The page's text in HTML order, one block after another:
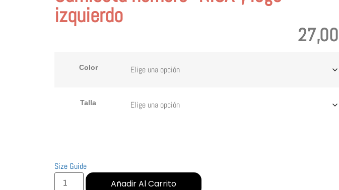
izquierdo
27,00
Color
Talla
Size Guide
Añadir Al Carrito